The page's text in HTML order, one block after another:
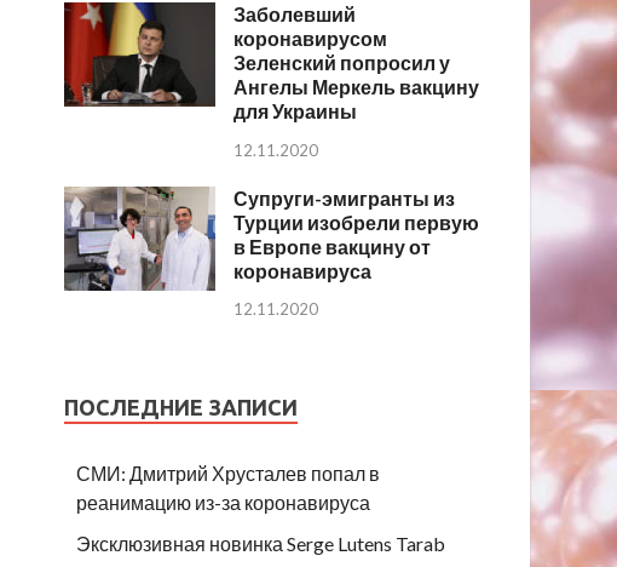
Заболевший
коронавирусом
Зеленский попросил у
Ангелы Меркель вакцину
для Украины
12.11.2020
Супруги-эмигранты из
Турции изобрели первую
в Европе вакцину от
коронавируса
12.11.2020
ПОСЛЕДНИЕ ЗАПИСИ
СМИ: Дмитрий Хрусталев попал в
реанимацию из-за коронавируса
Эксклюзивная новинка Serge Lutens Tarab